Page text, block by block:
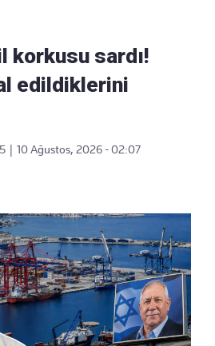
korkusu sardı!
edildiklerini
10 Ağustos, 2026 - 02:07